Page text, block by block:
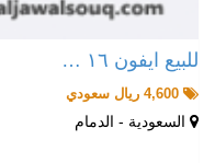
للبيع ايفون ١٦ …
السعودية - الدمام